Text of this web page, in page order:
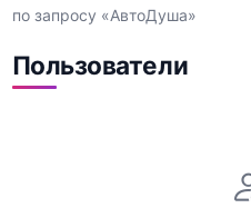
по запросу «АвтоДуша»
Пользователи